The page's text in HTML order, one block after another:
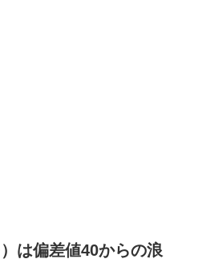
は偏差値40からの浪